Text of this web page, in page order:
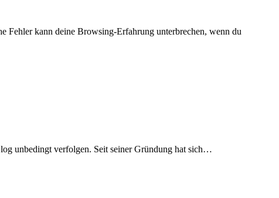
Fehler kann deine Browsing-Erfahrung unterbrechen, wenn du
unbedingt verfolgen. Seit seiner Gründung hat sich…